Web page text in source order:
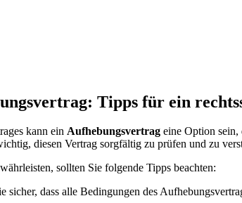
Tipps für ein
kann ein Aufhebungsvertrag eine Option
diesen Vertrag sorgfältig zu prüfen und zu
sollten Sie folgende Tipps beachten:
sicher, dass alle Bedingungen des